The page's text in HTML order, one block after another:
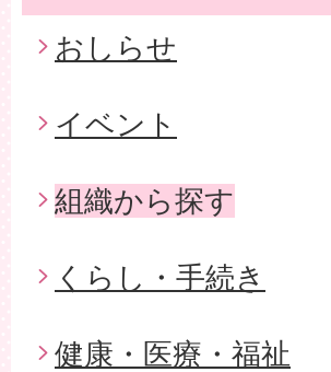
おしらせ
イベント
組織から探す
くらし・手続き
健康・医療・福祉